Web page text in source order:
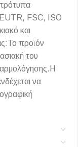
EUTR, FSC, ISO
και
προϊόν
του
να